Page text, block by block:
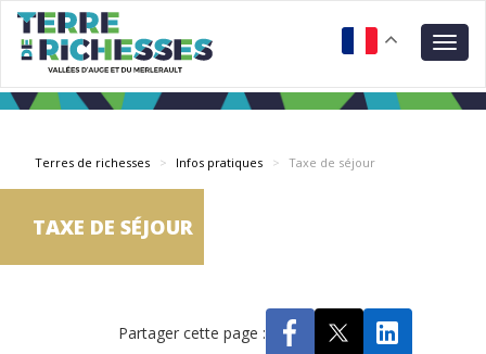
Aller
contenu
principal
Terres de richesses Infos pratiques Taxe de séjour
TAXE DE SÉJOUR
Partager cette page :
Panneau de gestion des cookies